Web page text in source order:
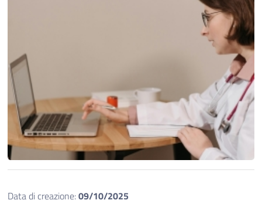
Data di creazione:09/10/2025